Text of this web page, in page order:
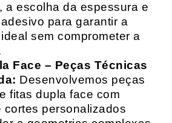
a escolha da espessura e
para garantir a
sem comprometer a
Face – Peças Técnicas
Desenvolvemos peças
fitas dupla face com
cortes personalizados